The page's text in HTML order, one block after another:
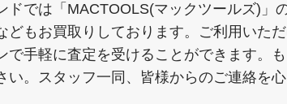
ドでは「MACTOOLS(マックツールズ)」
どもお買取りしております。ご利用いた
で手軽に査定を受けることができます。
い。スタッフ一同、皆様からのご連絡を